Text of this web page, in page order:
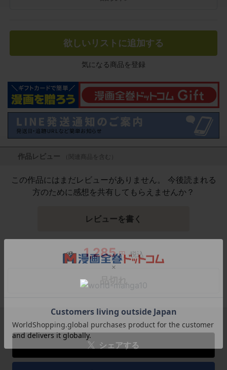
欲しいリストに追加する
気になる商品を登録
作品レビュー （関連商品を含む）
この作品にはまだレビューがありません。 今後読まれる
方のために感想を共有してもらえませんか？
レビューを書く
1,285 円 税込
シェアする